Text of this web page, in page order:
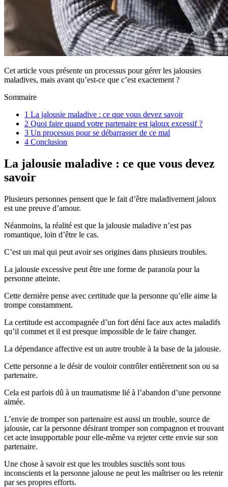
Cet article vous présente un processus pour gérer les jalousies
maladives, mais avant qu’est-ce que c’est exactement ?
Sommaire
1 La jalousie maladive : ce que vous devez savoir
2 Quoi faire quand votre partenaire est jaloux excessif ?
3 Un processus pour se débarrasser de ce mal
4 Conclusion
La jalousie maladive : ce que vous devez
savoir
Plusieurs personnes pensent que le fait d’être maladivement jaloux
est une preuve d’amour.
Néanmoins, la réalité est que la jalousie maladive n’est pas
romantique, loin d’être le cas.
C’est un mal qui peut avoir ses origines dans plusieurs troubles.
La jalousie excessive peut être une forme de paranoïa pour la
personne atteinte.
Cette dernière pense avec certitude que la personne qu’elle aime la
trompe constamment.
La certitude est accompagnée d’un fort déni face aux actes maladifs
qu’il commet et il est presque impossible de le faire changer.
La dépendance affective est un autre trouble à la base de la jalousie.
Cette personne a le désir de vouloir contrôler entièrement son ou sa
partenaire.
Cela est parfois dû à un traumatisme lié à l’abandon d’une personne
aimée.
L’envie de tromper son partenaire est aussi un trouble, source de
jalousie, car la personne désirant tromper son compagnon et trouvant
cet acte insupportable pour elle-même va rejeter cette envie sur son
partenaire.
Une chose à savoir est que les troubles suscités sont tous
inconscients et la personne jalouse ne peut les maîtriser ou les retenir
par ses propres efforts.